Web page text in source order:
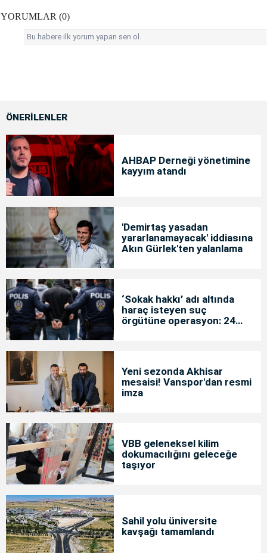
YORUMLAR (0)
Bu habere ilk yorum yapan sen ol.
ÖNERİLENLER
AHBAP Derneği yönetimine
kayyım atandı
'Demirtaş yasadan
yararlanamayacak' iddiasına
Akın Gürlek'ten yalanlama
‘Sokak hakkı’ adı altında
haraç isteyen suç
örgütüne operasyon: 24
Yeni sezonda Akhisar
mesaisi! Vanspor'dan resmi
imza
VBB geleneksel kilim
dokumacılığını geleceğe
taşıyor
Sahil yolu üniversite
kavşağı tamamlandı